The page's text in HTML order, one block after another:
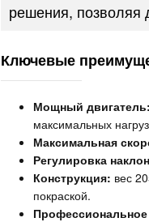
решения, позволяя
Ключевые
Мощный двигатель:
максимальных
Максимальная
Регулировка
Конструкция: вес
покраской.